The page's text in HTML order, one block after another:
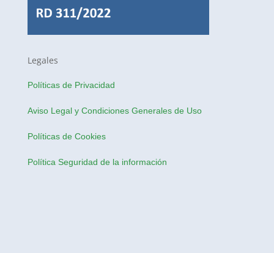
Legales
Políticas de Privacidad
Aviso Legal y Condiciones Generales de Uso
Políticas de Cookies
Política Seguridad de la información